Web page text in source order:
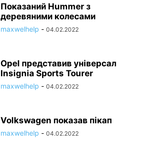
Показаний Hummer з
деревяними колесами
maxwelhelp - 04.02.2022
Opel представив універсал
Insignia Sports Tourer
maxwelhelp - 04.02.2022
Volkswagen показав пікап
maxwelhelp - 04.02.2022